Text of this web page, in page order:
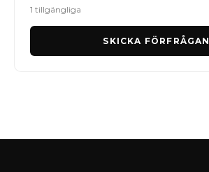
1 tillgängliga
SKICKA FÖRFRÅGAN